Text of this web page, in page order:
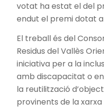
votat ha estat el del
endut el premi dotat
El treball és del
Residus del Vallès
iniciativa per a la
amb discapacitat o
la reutilització
provinents de la